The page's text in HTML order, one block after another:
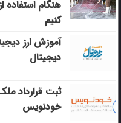
هنگام استفاده
کنیم
آموزش ارز
دیجیتال
ثبت قرارداد
خودنویس